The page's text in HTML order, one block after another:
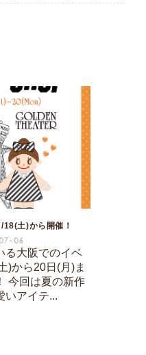
土)から開催！
06
る大阪でのイベ
)から20日(月)ま
今回は夏の新作
いアイテ...